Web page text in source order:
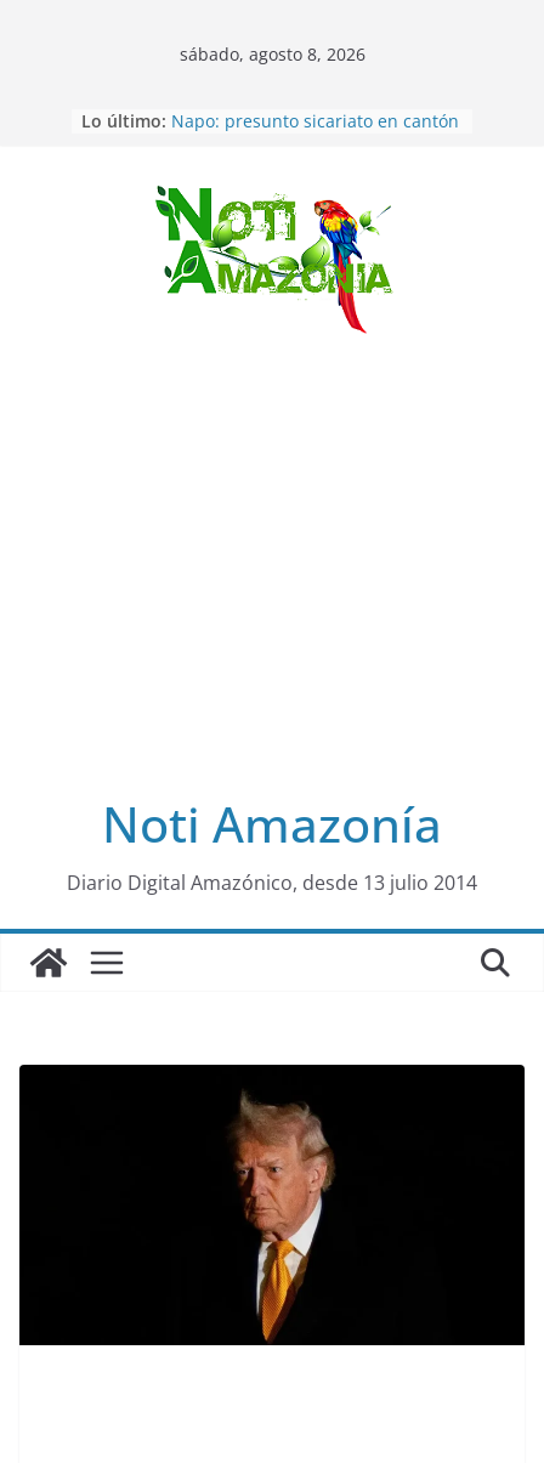
Saltar
al
sábado, agosto 8, 2026
Lo último: Napo: presunto sicariato en cantón
desaparecidos fueron encontrados
muertos en Puerto lopez
Sentencian a 34 años de prisión a
implicados en caso de Alison,
oriunda de Tena
Vozinha, el arquero sensación de
cabo Verde, ya llegó para
Noti Amazonía
Diario Digital Amazónico, desde 13 julio 2014